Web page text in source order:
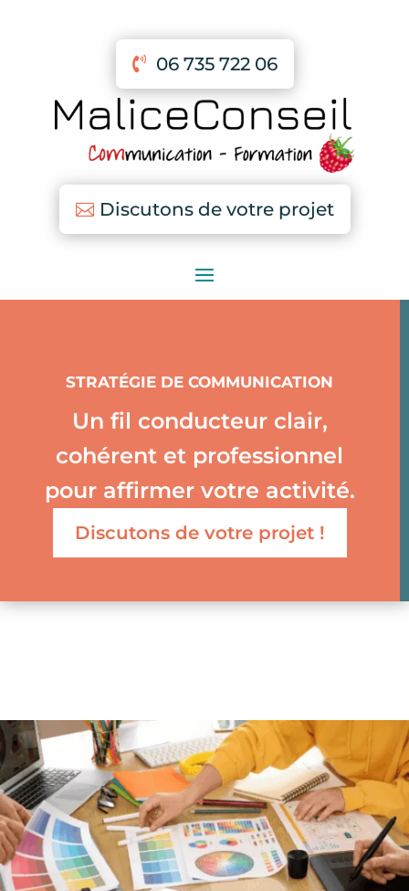
06 735 722 06
Discutons de votre projet
STRATÉGIE DE COMMUNICATION
Un fil conducteur clair,
cohérent et professionnel
pour affirmer votre activité.
Discutons de votre projet !